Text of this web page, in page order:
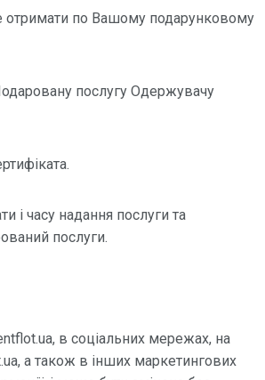
отримати по Вашому подарунковому
послугу Одержувачу
і часу надання послуги та
послуги.
в соціальних мережах, на
а також в інших маркетингових